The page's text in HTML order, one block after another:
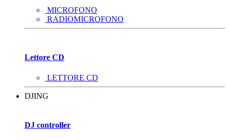
MICROFONO
RADIOMICROFONO
Lettore CD
LETTORE CD
DJING
DJ controller